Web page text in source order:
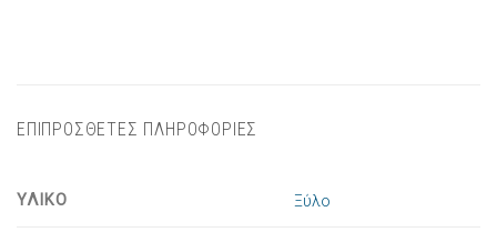
ΕΠΙΠΡΟΣΘΕΤΕΣ ΠΛΗΡΟΦΟΡΙΕΣ
ΥΛΙΚΟ Ξύλο